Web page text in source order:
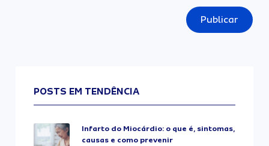
Publicar
POSTS EM TENDÊNCIA
Infarto do Miocárdio: o que é, sintomas,
causas e como prevenir